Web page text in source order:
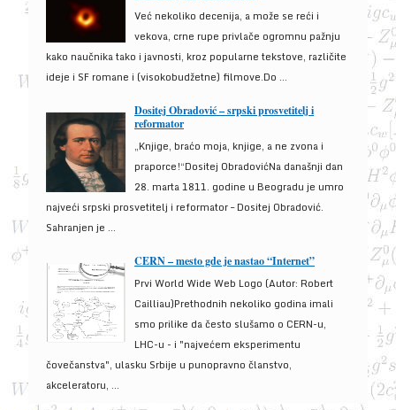
Već nekoliko decenija, a može se reći i
vekova, crne rupe privlače ogromnu pažnju
kako naučnika tako i javnosti, kroz popularne tekstove, različite
ideje i SF romane i (visokobudžetne) filmove.Do ...
Dositej Obradović – srpski prosvetitelj i
reformator
„Knjige, braćo moja, knjige, a ne zvona i
praporce!“Dositej ObradovićNa današnji dan
28. marta 1811. godine u Beogradu je umro
najveći srpski prosvetitelj i reformator – Dositej Obradović.
Sahranjen je ...
CERN – mesto gde je nastao “Internet”
Prvi World Wide Web Logo (Autor: Robert
Cailliau)Prethodnih nekoliko godina imali
smo prilike da često slušamo o CERN-u,
LHC-u - i "najvećem eksperimentu
čovečanstva", ulasku Srbije u punopravno članstvo,
akceleratoru, ...